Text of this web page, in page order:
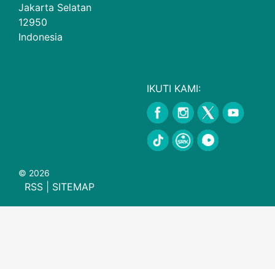
Jakarta Selatan
12950
Indonesia
IKUTI KAMI:
© 2026
RSS SITEMAP